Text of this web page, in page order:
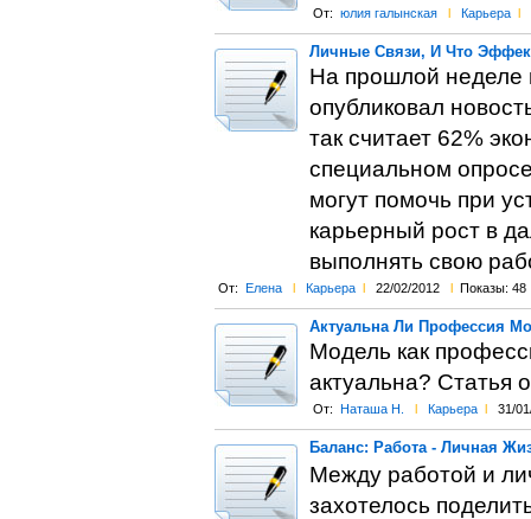
От: юлия галынская l Карьера l
Личные Связи, И Что
На прошлой неделе
опубликовал
так считает 62%
специальном
могут помочь при
карьерный рост в
выполнять свою
От: Елена l Карьера l 22/02/2012 l Показы: 48
Актуальна Ли Профессия
Модель как
актуальна? Статья
От: Наташа Н. l Карьера l 31/
Баланс: Работа - Личная
Между работой и
захотелось